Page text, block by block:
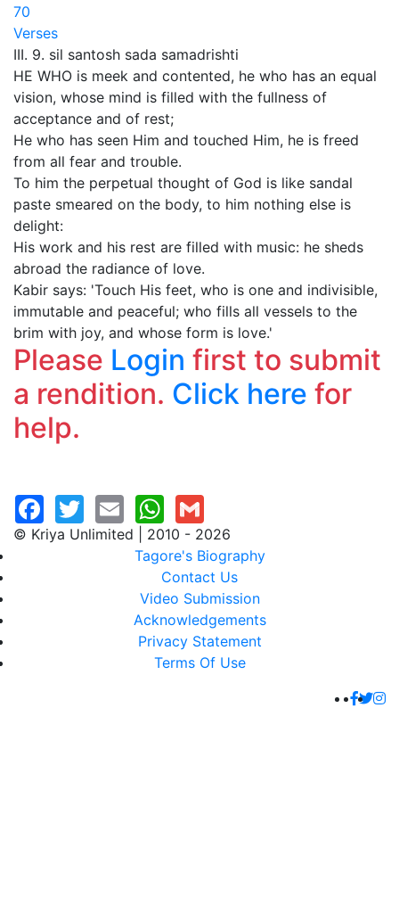
70
Verses
III. 9. sil santosh sada samadrishti
HE WHO is meek and contented, he who has an equal
vision, whose mind is filled with the fullness of
acceptance and of rest;
He who has seen Him and touched Him, he is freed
from all fear and trouble.
To him the perpetual thought of God is like sandal
paste smeared on the body, to him nothing else is
delight:
His work and his rest are filled with music: he sheds
abroad the radiance of love.
Kabir says: 'Touch His feet, who is one and indivisible,
immutable and peaceful; who fills all vessels to the
brim with joy, and whose form is love.'
Please Login first to submit
a rendition. Click here for
help.
© Kriya Unlimited | 2010 - 2026
Tagore's Biography
Contact Us
Video Submission
Acknowledgements
Privacy Statement
Terms Of Use